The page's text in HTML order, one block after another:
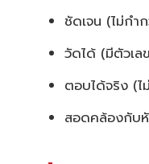
ชัดเจน (ไม่กำ
วัดได้ (มีตัวเ
ตอบได้จริง (ไ
สอดคล้องกับ